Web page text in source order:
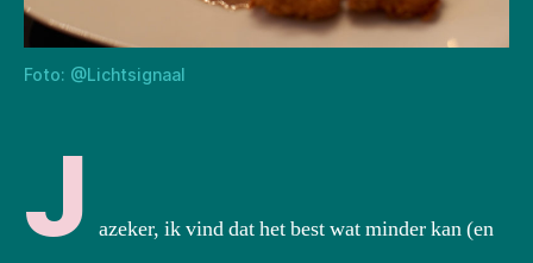
Foto: @Lichtsignaal
J azeker, ik vind dat het best wat minder kan (en